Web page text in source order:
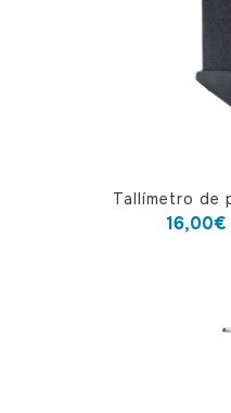
Tallímetro de
16,00€